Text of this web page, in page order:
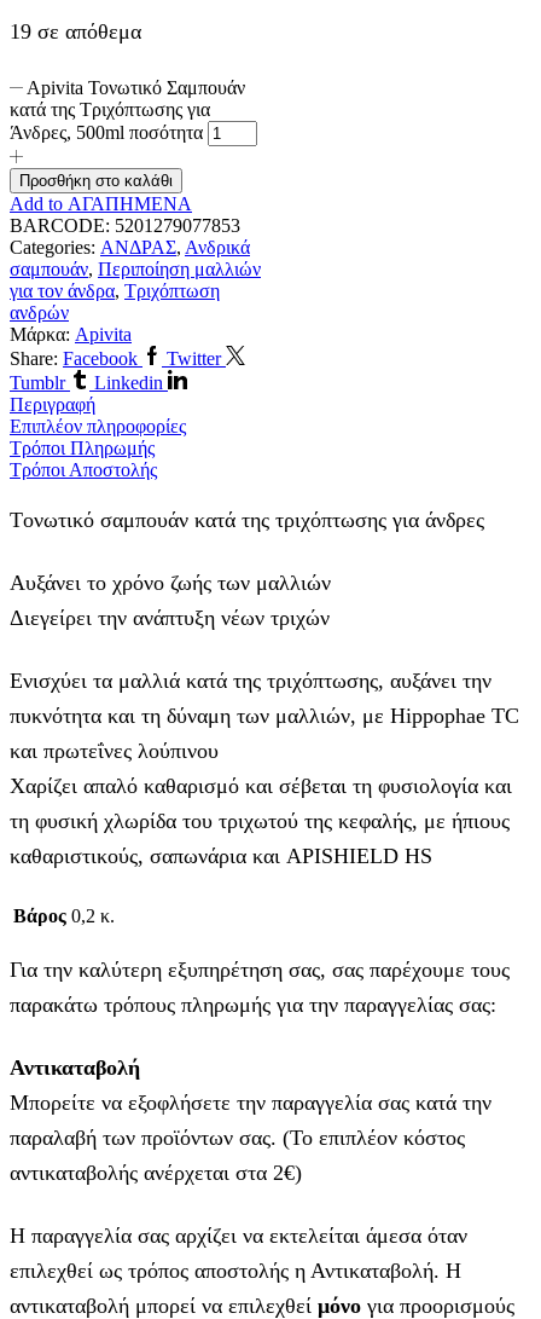
19 σε απόθεμα
Apivita Τονωτικό Σαμπουάν
κατά της Τριχόπτωσης για
Άνδρες, 500ml ποσότητα
Προσθήκη στο καλάθι
Add to ΑΓΑΠΗΜΕΝΑ
BARCODE: 5201279077853
Categories: ΑΝΔΡΑΣ, Ανδρικά
σαμπουάν, Περιποίηση μαλλιών
για τον άνδρα, Τριχόπτωση
ανδρών
Μάρκα: Apivita
Share: Facebook
Twitter
Tumblr
Linkedin
Περιγραφή
Επιπλέον πληροφορίες
Τρόποι Πληρωμής
Τρόποι Αποστολής
Tονωτικό σαμπουάν κατά της τριχόπτωσης για άνδρες
Αυξάνει το χρόνο ζωής των μαλλιών
Διεγείρει την ανάπτυξη νέων τριχών
Ενισχύει τα μαλλιά κατά της τριχόπτωσης, αυξάνει την
πυκνότητα και τη δύναμη των μαλλιών, με Hippophae TC
και πρωτεΐνες λούπινου
Χαρίζει απαλό καθαρισμό και σέβεται τη φυσιολογία και
τη φυσική χλωρίδα του τριχωτού της κεφαλής, με ήπιους
καθαριστικούς, σαπωνάρια και APISHIELD HS
Βάρος 0,2 κ.
Για την καλύτερη εξυπηρέτηση σας, σας παρέχουμε τους
παρακάτω τρόπους πληρωμής για την παραγγελίας σας:
Αντικαταβολή
Μπορείτε να εξοφλήσετε την παραγγελία σας κατά την
παραλαβή των προϊόντων σας. (Το επιπλέον κόστος
αντικαταβολής ανέρχεται στα 2€)
Η παραγγελία σας αρχίζει να εκτελείται άμεσα όταν
επιλεχθεί ως τρόπος αποστολής η Αντικαταβολή. Η
αντικαταβολή μπορεί να επιλεχθεί μόνο για προορισμούς